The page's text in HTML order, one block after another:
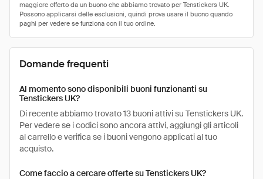
Domande frequenti
Al momento sono disponibili buoni funzionanti su
Tenstickers UK?
Di recente abbiamo trovato 13 buoni attivi su Tenstickers UK.
Per vedere se i codici sono ancora attivi, aggiungi gli articoli
al carrello e verifica se i buoni vengono applicati al tuo
acquisto.
Come faccio a cercare offerte su Tenstickers UK?